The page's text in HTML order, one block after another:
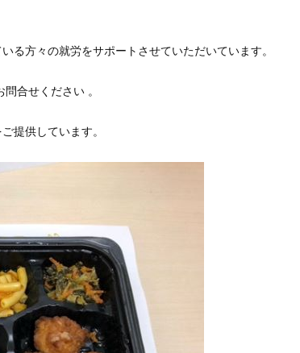
る方々の就労をサポートさせていただいています。
合せください 。
提供しています。